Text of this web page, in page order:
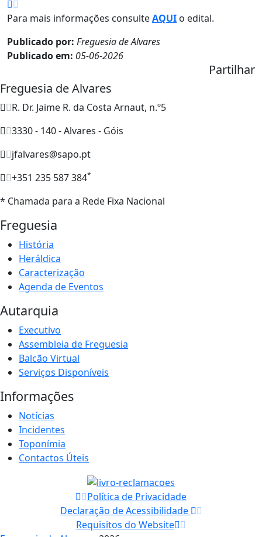
Para mais informações consulteAQUI o edital.
Publicado por: Freguesia de Alvares
Publicado em: 05-06-2026
Partilhar
Freguesia de Alvares
R. Dr. Jaime R. da Costa Arnaut, n.º5
3330 - 140 - Alvares - Góis
jfalvares@sapo.pt
+351 235 587 384*
* Chamada para a Rede Fixa Nacional
Freguesia
História
Heráldica
Caracterização
Agenda de Eventos
Autarquia
Executivo
Assembleia de Freguesia
Balcão Virtual
Serviços Disponíveis
Informações
Notícias
Incidentes
Toponímia
Contactos Úteis
Política de Privacidade
Declaração de Acessibilidade
Requisitos do Website